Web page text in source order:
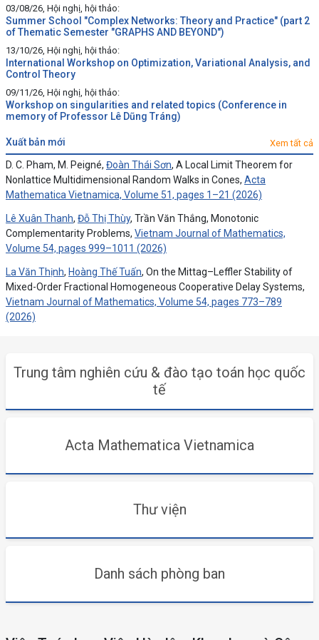
03/08/26, Hội nghị, hội thảo:
Summer School "Complex Networks: Theory and Practice" (part 2
of Thematic Semester "GRAPHS AND BEYOND")
13/10/26, Hội nghị, hội thảo:
International Workshop on Optimization, Variational Analysis, and
Control Theory
09/11/26, Hội nghị, hội thảo:
Workshop on singularities and related topics (Conference in
memory of Professor Lê Dũng Tráng)
xuất bản mới Xem tất cả
D. C. Pham, M. Peigné, Đoàn Thái Sơn, A Local Limit Theorem for
Nonlattice Multidimensional Random Walks in Cones, Acta
Mathematica Vietnamica, Volume 51, pages 1–21 (2026)
Lê Xuân Thanh, Đỗ Thị Thùy, Trần Văn Thắng, Monotonic
Complementarity Problems, Vietnam Journal of Mathematics,
Volume 54, pages 999–1011 (2026)
La Văn Thịnh, Hoàng Thế Tuấn, On the Mittag–Leffler Stability of
Mixed-Order Fractional Homogeneous Cooperative Delay Systems,
Vietnam Journal of Mathematics, Volume 54, pages 773–789
(2026)
Trung tâm nghiên cứu & đào tạo toán học quốc
tế
Acta Mathematica Vietnamica
Thư viện
Danh sách phòng ban